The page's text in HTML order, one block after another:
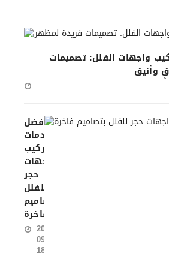
واجهات الفلل: تصميمات
وأنيق
فضل
خدمات
تركيب
واجهات
حجر
للفلل
بتصاميم
فاخرة
2024-
09-
18